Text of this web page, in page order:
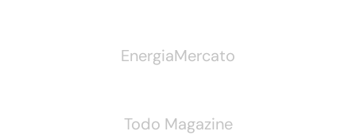
EnergiaMercato
Todo Magazine